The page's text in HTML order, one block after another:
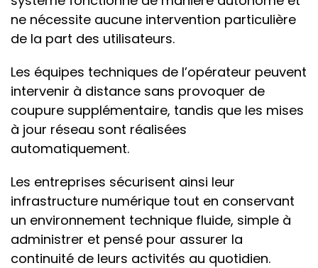
ne nécessite aucune intervention particulière
de la part des utilisateurs.
Les équipes techniques de l’opérateur peuvent
intervenir à distance sans provoquer de
coupure supplémentaire, tandis que les mises
à jour réseau sont réalisées
automatiquement.
Les entreprises sécurisent ainsi leur
infrastructure numérique tout en conservant
un environnement technique fluide, simple à
administrer et pensé pour assurer la
continuité de leurs activités au quotidien.